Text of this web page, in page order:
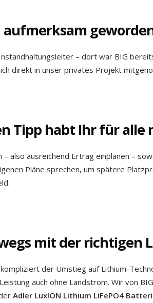
aufmerksam
– dort war BIG
direkt in unser privates Projekt
Tipp habt Ihr für alle
– also ausreichend Ertrag einplanen –
Pläne sprechen, um spätere
mit der richtigen
der Umstieg auf Lithium-
auch ohne Landstrom. Wir von
Adler LuxION Lithium LiFePO4